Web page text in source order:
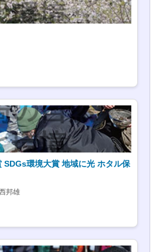
SDGs環境大賞 地域に光 ホタル保
邦雄